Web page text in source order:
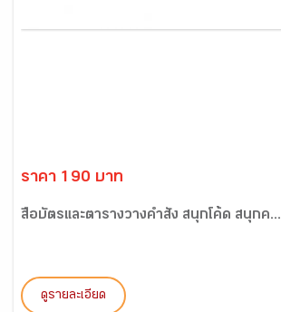
ราคา 190 บาท
สื่อบัตรและตารางวางคำสั่ง สนุกโค้ด สนุกค...
ดูรายละเอียด